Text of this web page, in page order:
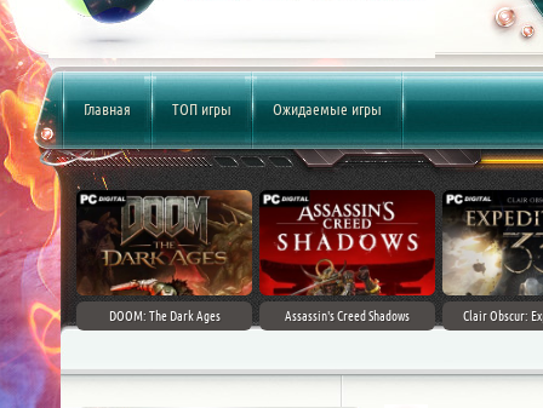
Главная ТОП игры Ожидаемые игры
DOOM: The Dark Ages Assassin's Creed Shadows Clair Obscur: